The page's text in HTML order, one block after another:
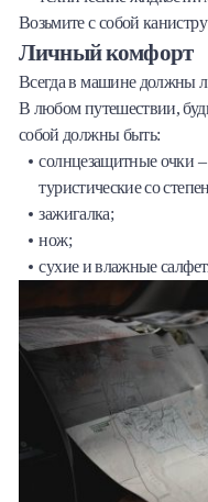
Возьмите с собой
Личный комфорт
Всегда в машине должны
В любом путешествии,
собой должны быть:
солнцезащитные очки
туристические со
зажигалка;
нож;
сухие и влажные